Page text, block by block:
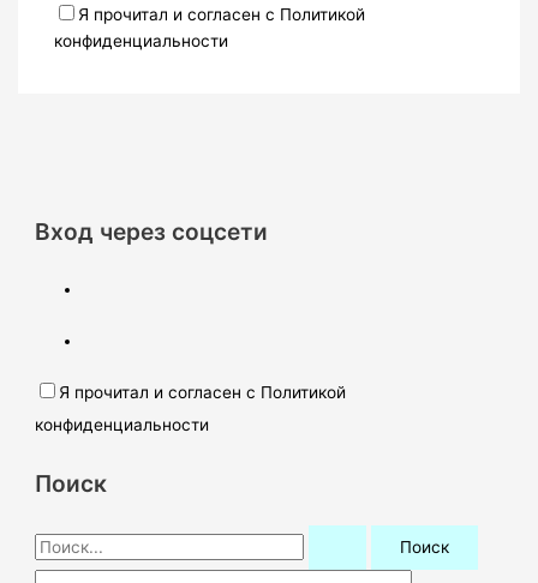
Я прочитал и согласен с Политикой
конфиденциальности
Вход через соцсети
Я прочитал и согласен с Политикой
конфиденциальности
Поиск
П
о